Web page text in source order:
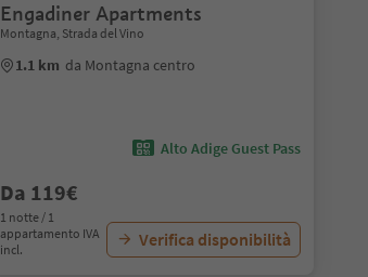
Engadiner Apartments
Montagna, Strada del Vino
1.1 km da Montagna centro
Alto Adige Guest Pass
Da 119€
1 notte / 1
appartamento IVA
incl.
Verifica disponibilità